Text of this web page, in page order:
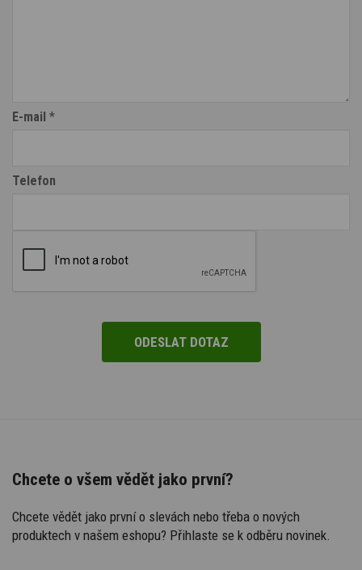
E-mail *
Telefon
Chcete o všem vědět jako první?
Chcete vědět jako první o slevách nebo třeba o nových
produktech v našem eshopu? Přihlaste se k odběru novinek.